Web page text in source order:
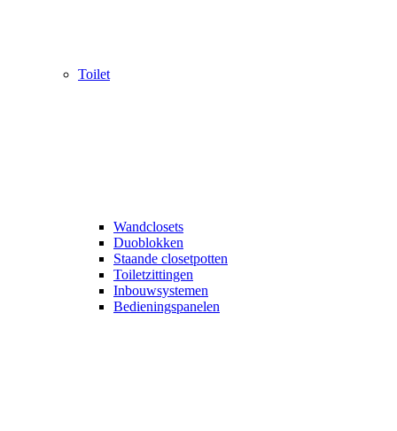
Toilet
Wandclosets
Duoblokken
Staande closetpotten
Toiletzittingen
Inbouwsystemen
Bedieningspanelen